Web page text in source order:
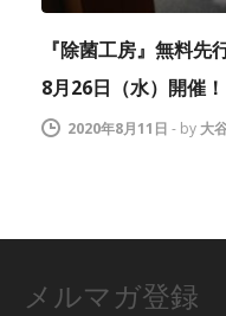
『除菌工房』無料
8月26日（水）開催！
2020年8月11日 - by 大
メルマガ登録